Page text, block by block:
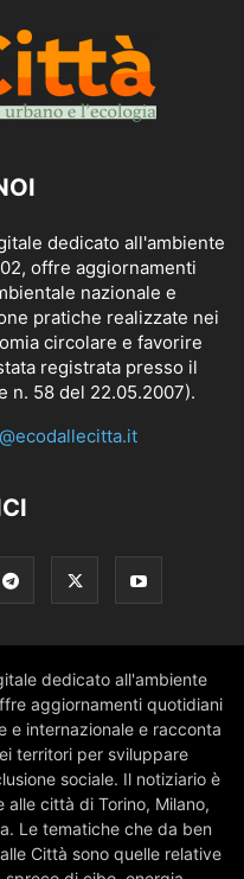
dedicato all'ambiente
offre aggiornamenti
nazionale e
pratiche realizzate nei
circolare e favorire
registrata presso il
n. 58 del 22.05.2007).
dedicato all'ambiente
aggiornamenti quotidiani
e internazionale e racconta
territori per sviluppare
sociale. Il notiziario è
città di Torino, Milano,
Le tematiche che da ben
Città sono quelle relative